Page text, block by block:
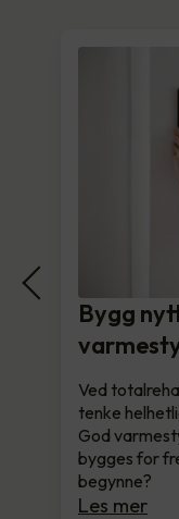
Bygg
Ved
tenke
God
bygges for
begynne?
Les mer